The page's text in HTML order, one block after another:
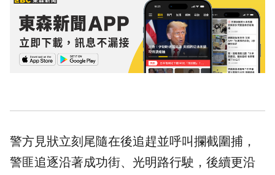
警方見狀立刻尾隨在後追趕並呼叫攔截圍捕，
警匪追逐沿著成功街、光明路行駛，後續更沿